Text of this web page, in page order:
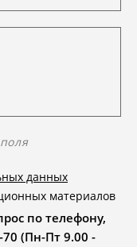
данных
материалов
по телефону,
(Пн-Пт 9.00 -